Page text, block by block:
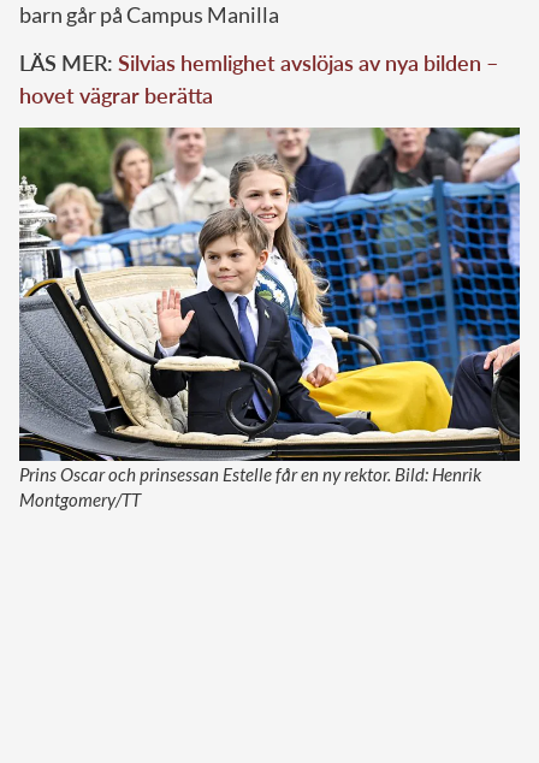
barn går på Campus Manilla
LÄS MER: Silvias hemlighet avslöjas av nya bilden –
hovet vägrar berätta
Prins Oscar och prinsessan Estelle får en ny rektor. Bild: Henrik
Montgomery/TT